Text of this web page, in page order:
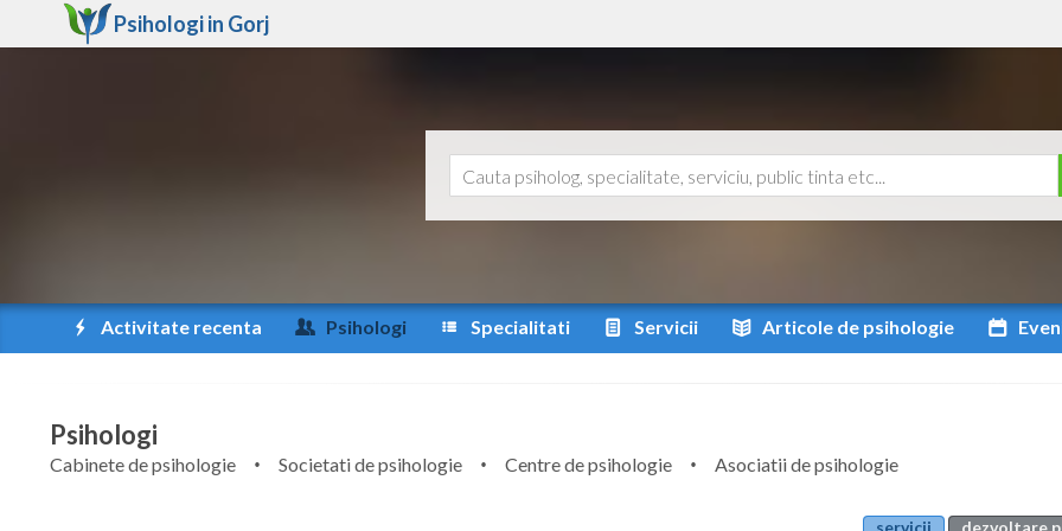
Psihologi in Gorj
Activitate recenta Psihologi Specialitati Servicii Articole de psihologie
Psihologi
Cabinete de psihologie Societati de psihologie Centre de psihologie
Asociatii de psihologie
servicii
dezvoltare